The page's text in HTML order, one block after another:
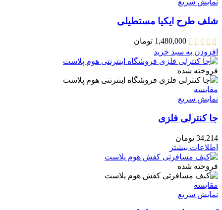
نمایش سریع
شلف طرح ایکیا مستطیلی
1,480,000 تومان
افزودن به سبد خرید
فروخته شده
مقايسه
نمایش سریع
جا کنترلی فلزی
34,214 تومان
اطلاعات بیشتر
فروخته شده
مقايسه
نمایش سریع